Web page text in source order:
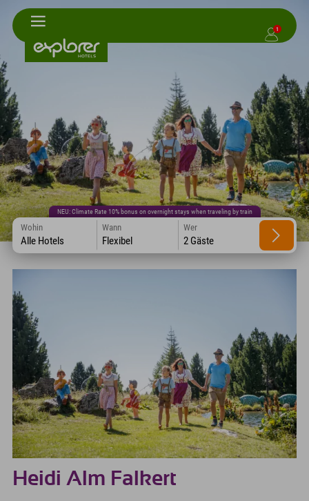
1
NEU: Climate Rate 10% bonus on overnight stays when traveling by train
Wohin
Alle Hotels
Wann
Flexibel
Wer
2 Gäste
Heidi Alm Falkert